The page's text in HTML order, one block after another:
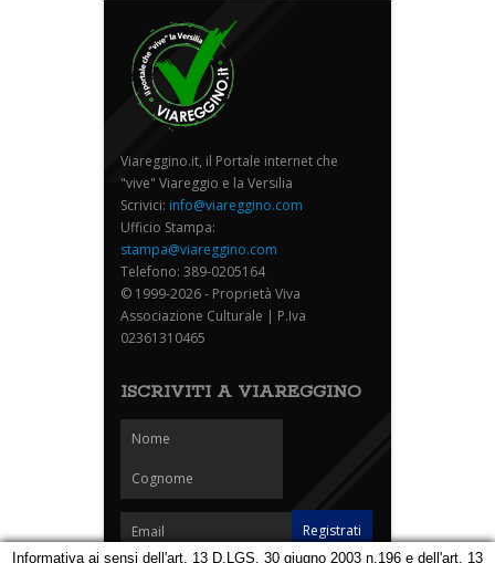
Viareggino.it, il Portale internet che
"vive" Viareggio e la Versilia
Scrivici: info@viareggino.com
Ufficio Stampa:
stampa@viareggino.com
Telefono: 389-0205164
© 1999-2026 - Proprietà Viva
Associazione Culturale | P.Iva
02361310465
ISCRIVITI A VIAREGGINO
Informativa ai sensi dell'art. 13 D.LGS. 30 giugno 2003 n.196 e dell'art. 13